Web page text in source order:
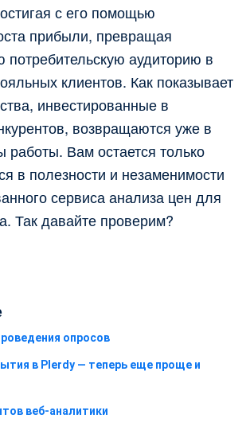
с его помощью
прибыли, превращая
потребительскую аудиторию в
клиентов. Как показывает
инвестированные в
возвращаются уже в
Вам остается только
в полезности и незаменимости
сервиса анализа цен для
Так давайте проверим?
опросов
в Plerdy — теперь еще проще и
веб-аналитики